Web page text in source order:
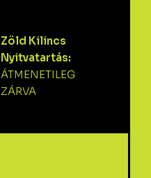
Zöld Kilincs
Nyitvatartás:
ÁTMENETILEG
ZÁRVA